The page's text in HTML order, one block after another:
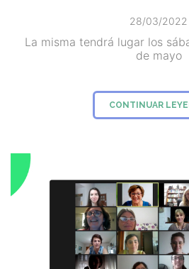
28/03/2022
La misma tendrá lugar los
de mayo
CONTINUAR